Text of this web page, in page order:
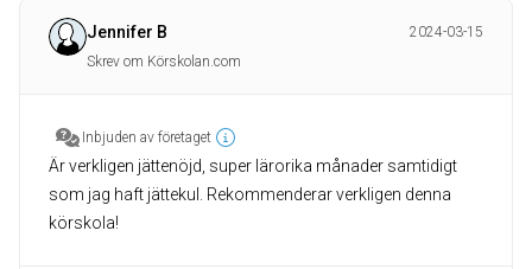
Jennifer B
2024-03-15
Skrev om Körskolan.com
Inbjuden av företaget
Är verkligen jättenöjd, super lärorika månader samtidigt
som jag haft jättekul. Rekommenderar verkligen denna
körskola!